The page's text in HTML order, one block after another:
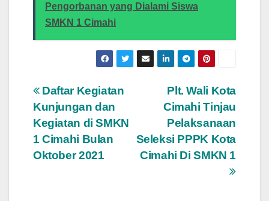
Pengorbanan yang Dialami Siswa
SMKN 1 Cimahi
Post
navigation
Plt. Wali Kota
Cimahi Tinjau
Pelaksanaan
Seleksi PPPK Kota
Cimahi Di SMKN 1
Daftar Kegiatan
Kunjungan dan
Kegiatan di SMKN
1 Cimahi Bulan
Oktober 2021